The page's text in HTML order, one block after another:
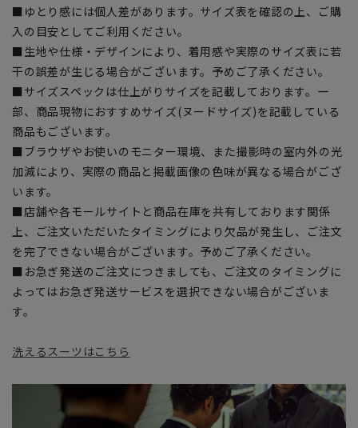
■ゆとり感には個人差があります。サイズ表を確認の上、ご購
入の目安としてご利用ください。
■生地や仕様・デザインにより、着用感や実際のサイズ表に若
干の誤差が生じる場合がございます。予めご了承ください。
■サイズスペックは仕上がりサイズを記載しております。一
部、商品現物におすすめサイズ(ヌードサイズ)を記載している
商品もございます。
■ブラウザやお使いのモニター環境、また撮影時の室内外の光
加減により、実際の商品と掲載画像の色味が異なる場合がござ
います。
■店舗や各モールサイトと商品在庫を共有しております関係
上、ご注文いただいたタイミングにより欠品が発生し、ご注文
を完了できない場合がございます。予めご了承ください。
■お急ぎ発送のご注文につきましても、ご注文のタイミングに
よってはお急ぎ発送サービスを選択できない場合がございま
す。
洗えるスーツはこちら